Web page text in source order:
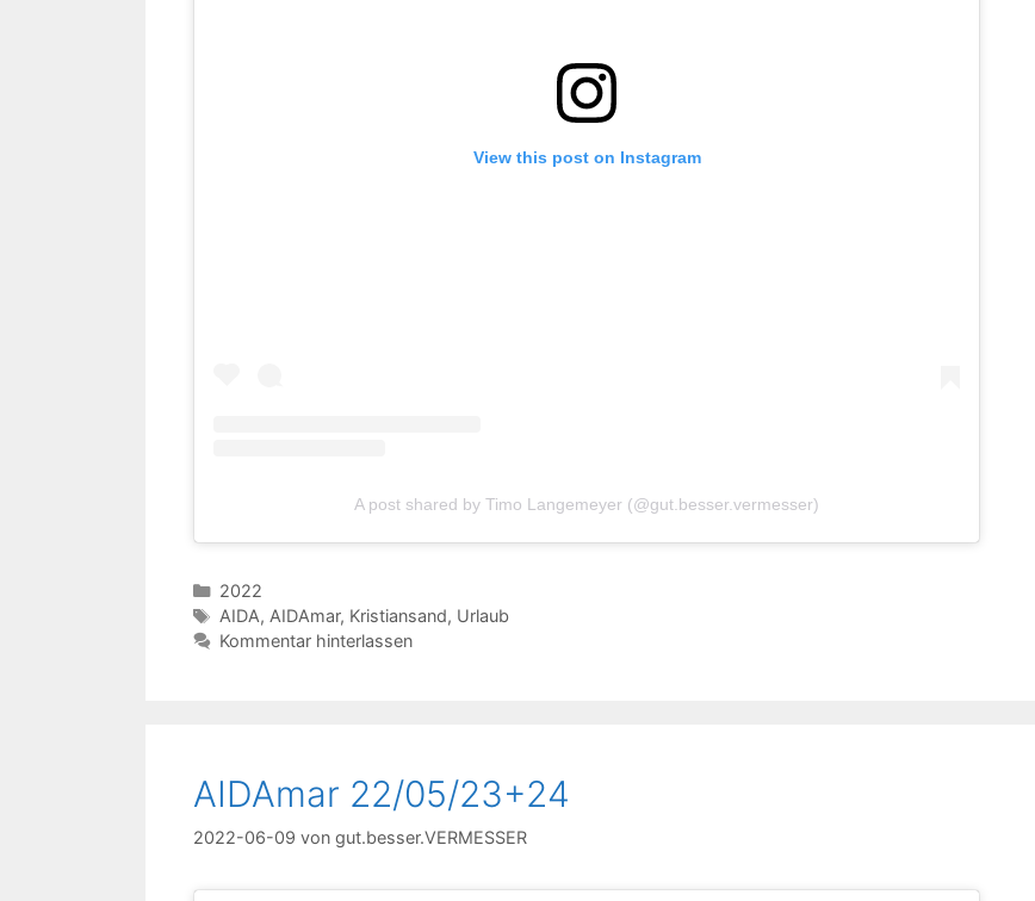
View this post on Instagram
A post shared by Timo Langemeyer (@gut.besser.vermesser)
Kategorien
2022
Schlagwörter
AIDA, AIDAmar, Kristiansand, Urlaub
Kommentar hinterlassen
AIDAmar 22/05/23+24
2022-06-09 von gut.besser.VERMESSER